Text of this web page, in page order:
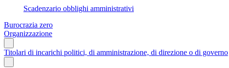
Scadenzario obblighi amministrativi
Burocrazia zero
Organizzazione
Titolari di incarichi politici, di amministrazione, di direzione o di governo